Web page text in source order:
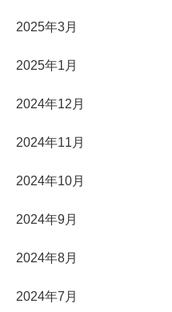
2025年3月
2025年1月
2024年12月
2024年11月
2024年10月
2024年9月
2024年8月
2024年7月